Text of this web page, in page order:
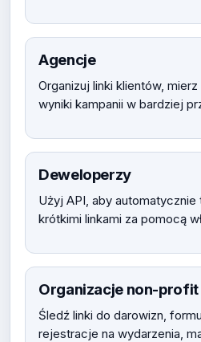
Agencje
Organizuj linki klientów,
wyniki kampanii w bardziej
Deweloperzy
Użyj API, aby
krótkimi linkami za pomocą
Organizacje non-profit
Śledź linki do darowizn,
rejestracje na wydarzenia,